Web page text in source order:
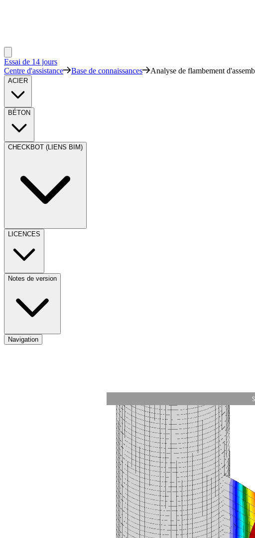
Essai de 14 jours
Centre d'assistance
Base de connaissances Analyse de flambement
ACIER
BÉTON
CHECKBOT (LIENS BIM)
LICENCES
Notes de version
Navigation